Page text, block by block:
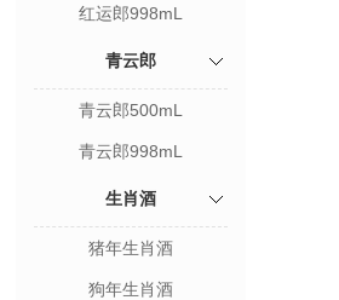
红运郎998mL
青云郎
青云郎500mL
青云郎998mL
生肖酒
猪年生肖酒
狗年生肖酒